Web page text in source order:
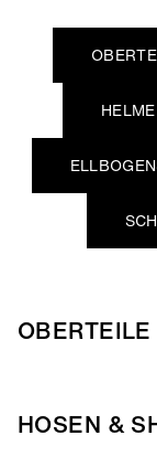
HELME
OBERTEILE
HOSEN &